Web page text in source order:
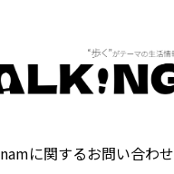
に関するお問い合わせ